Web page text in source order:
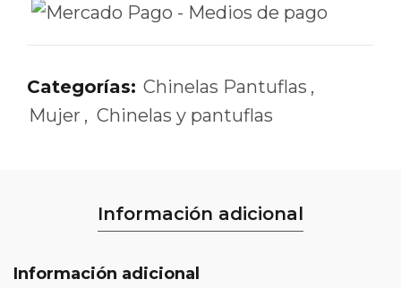
Categorías: Chinelas Pantuflas ,
Mujer , Chinelas y pantuflas
Información adicional
Información adicional